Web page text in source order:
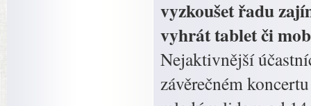
vyzkoušet řadu
vyhrát tablet či
Nejaktivnější
závěrečném